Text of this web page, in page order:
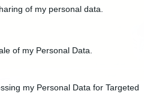
of my personal data.
of my Personal Data.
my Personal Data for Targeted
Agencias